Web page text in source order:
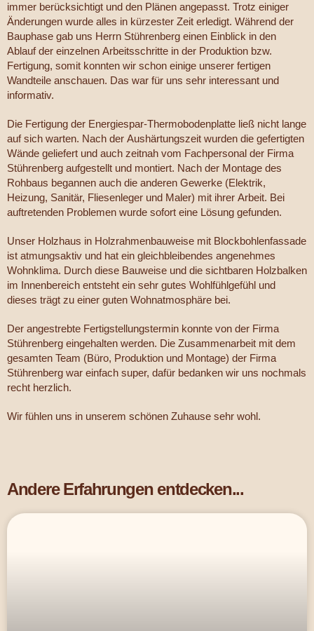
immer berücksichtigt und den Plänen angepasst. Trotz einiger
Änderungen wurde alles in kürzester Zeit erledigt. Während der
Bauphase gab uns Herrn Stührenberg einen Einblick in den
Ablauf der einzelnen Arbeitsschritte in der Produktion bzw.
Fertigung, somit konnten wir schon einige unserer fertigen
Wandteile anschauen. Das war für uns sehr interessant und
informativ.
Die Fertigung der Energiespar-Thermobodenplatte ließ nicht lange
auf sich warten. Nach der Aushärtungszeit wurden die gefertigten
Wände geliefert und auch zeitnah vom Fachpersonal der Firma
Stührenberg aufgestellt und montiert. Nach der Montage des
Rohbaus begannen auch die anderen Gewerke (Elektrik,
Heizung, Sanitär, Fliesenleger und Maler) mit ihrer Arbeit. Bei
auftretenden Problemen wurde sofort eine Lösung gefunden.
Unser Holzhaus in Holzrahmenbauweise mit Blockbohlenfassade
ist atmungsaktiv und hat ein gleichbleibendes angenehmes
Wohnklima. Durch diese Bauweise und die sichtbaren Holzbalken
im Innenbereich entsteht ein sehr gutes Wohlfühlgefühl und
dieses trägt zu einer guten Wohnatmosphäre bei.
Der angestrebte Fertigstellungstermin konnte von der Firma
Stührenberg eingehalten werden. Die Zusammenarbeit mit dem
gesamten Team (Büro, Produktion und Montage) der Firma
Stührenberg war einfach super, dafür bedanken wir uns nochmals
recht herzlich.
Wir fühlen uns in unserem schönen Zuhause sehr wohl.
Andere Erfahrungen entdecken...